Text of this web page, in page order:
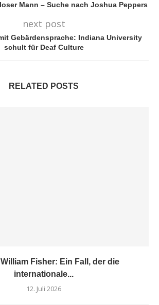
Mann – Suche nach Joshua Peppers
next post
Gebärdensprache: Indiana University
schult für Deaf Culture
RELATED POSTS
Fisher: Ein Fall, der die
internationale...
12. Juli 2026